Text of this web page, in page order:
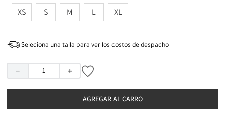
XS S M L XL
Seleciona una talla para ver los costos de despacho
＋
－
AGREGAR AL CARRO